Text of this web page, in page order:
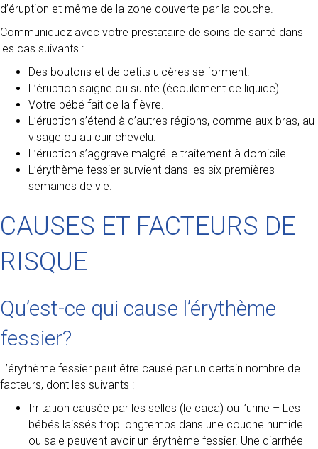
d’éruption et même de la zone couverte par la couche.
Communiquez avec votre prestataire de soins de santé dans
les cas suivants :
Des boutons et de petits ulcères se forment.
L’éruption saigne ou suinte (écoulement de liquide).
Votre bébé fait de la fièvre.
L’éruption s’étend à d’autres régions, comme aux bras, au
visage ou au cuir chevelu.
L’éruption s’aggrave malgré le traitement à domicile.
L’érythème fessier survient dans les six premières
semaines de vie.
CAUSES ET FACTEURS DE
RISQUE
Qu’est-ce qui cause l’érythème
fessier?
L’érythème fessier peut être causé par un certain nombre de
facteurs, dont les suivants :
Irritation causée par les selles (le caca) ou l’urine – Les
bébés laissés trop longtemps dans une couche humide
ou sale peuvent avoir un érythème fessier. Une diarrhée